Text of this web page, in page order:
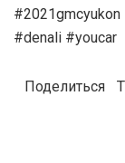
#denali #youcar
Поделиться